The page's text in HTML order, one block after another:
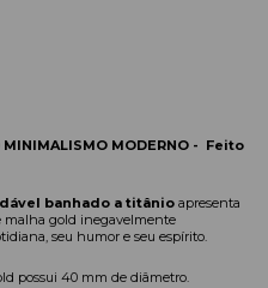
MINIMALISMO MODERNO - Feito
banhado a titânio apresenta
malha gold inegavelmente
seu humor e seu espírito.
possui 40 mm de diâmetro.